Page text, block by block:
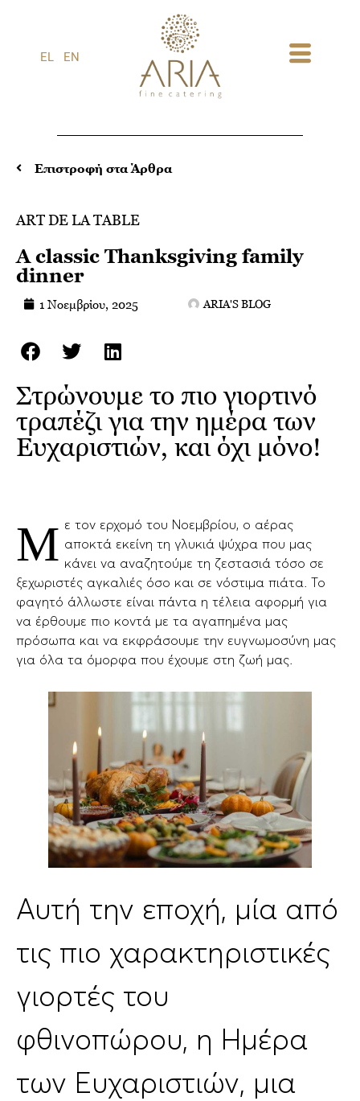
EL EN
Επιστροφή στα Άρθρα
ART DE LA TABLE
A classic Thanksgiving family
dinner
1 Νοεμβρίου, 2025 ARIA'S BLOG
Στρώνουμε το πιο γιορτινό
τραπέζι για την ημέρα των
Ευχαριστιών, και όχι μόνο!
Με τον ερχομό του Νοεμβρίου, ο αέρας αποκτά εκείνη τη γλυκιά ψύχρα που μας
κάνει να αναζητούμε τη ζεστασιά τόσο σε
ξεχωριστές αγκαλιές όσο και σε νόστιμα πιάτα. Το
φαγητό άλλωστε είναι πάντα η τέλεια αφορμή για
να έρθουμε πιο κοντά με τα αγαπημένα μας
πρόσωπα και να εκφράσουμε την ευγνωμοσύνη μας
για όλα τα όμορφα που έχουμε στη ζωή μας.
Αυτή την εποχή, μία από
τις πιο χαρακτηριστικές
γιορτές του
φθινοπώρου, η Ημέρα
των Ευχαριστιών, μια